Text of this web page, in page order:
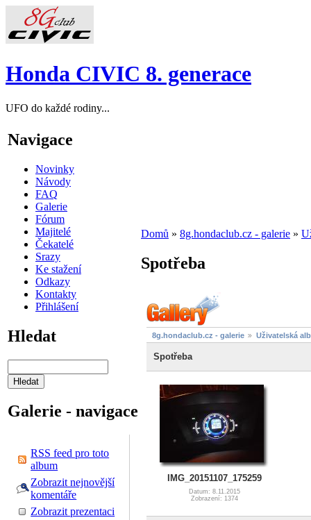
Honda CIVIC 8. generace
UFO do každé rodiny...
Navigace
Novinky
Návody
FAQ
Galerie
Fórum
Majitelé
Čekatelé
Srazy
Ke stažení
Odkazy
Kontakty
Přihlášení
Hledat
Galerie - navigace
RSS feed pro toto
album
Zobrazit nejnovější
komentáře
Zobrazit prezentaci
Domů » 8g.hondaclub.cz - galerie »
Spotřeba
8g.hondaclub.cz - galerie Uživatelská
Spotřeba
IMG_20151107_175259
Datum: 8.11.2015
Zobrazení: 1374